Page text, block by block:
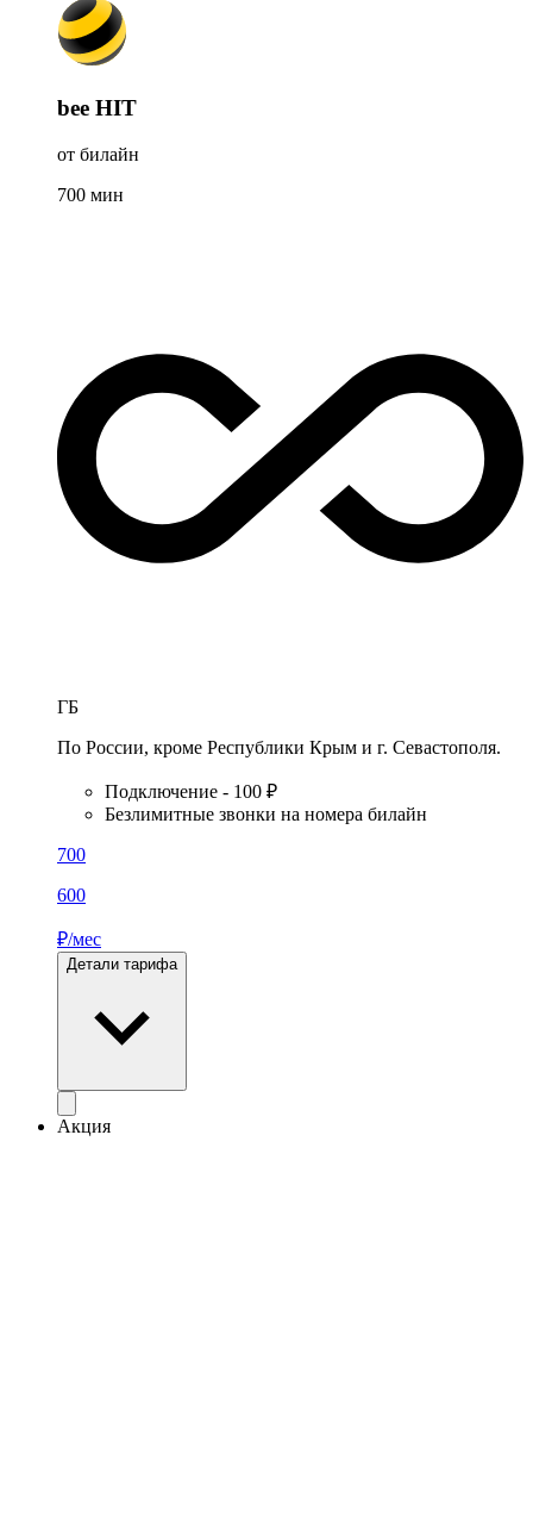
bee HIT
от билайн
700 мин
ГБ
По России, кроме Республики Крым и г. Севастополя.
Подключение - 100 ₽
Безлимитные звонки на номера билайн
700
600
₽/мес
Детали тарифа
Акция